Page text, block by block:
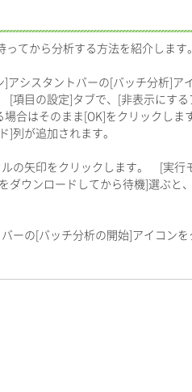
ってから分析する方法を紹介します
]アシスタントバーの[バッチ分析]
項目の設定]タブで、[非表示にす
合はそのまま[OK]をクリックしま
]列が追加されます。
ルの矢印をクリックします。 [実
ダウンロードしてから待機]選ぶと
ーの[バッチ分析の開始]アイコン